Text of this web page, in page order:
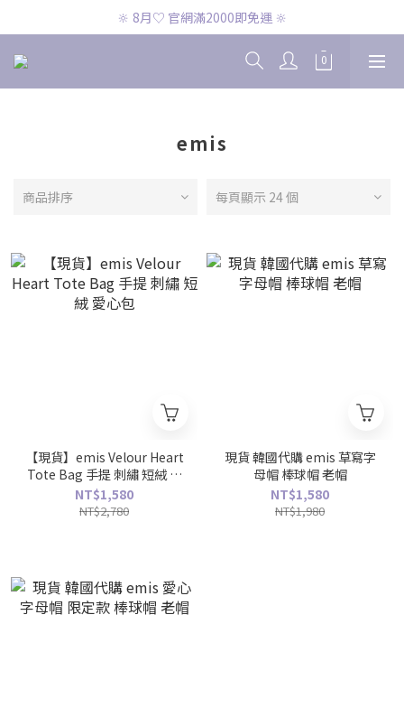
🔆 8月♡ CK兩件免運 🔆
🔆 8月♡ 官網滿2000即免運 🔆
🔆 8月♡ CK兩件免運 🔆
emis
商品排序 每頁顯示 24 個
【現貨】emis Velour Heart
Tote Bag 手提 刺繡 短絨 愛
心包
NT$1,580
NT$2,780
現貨 韓國代購 emis 草寫字
母帽 棒球帽 老帽
NT$1,580
NT$1,980